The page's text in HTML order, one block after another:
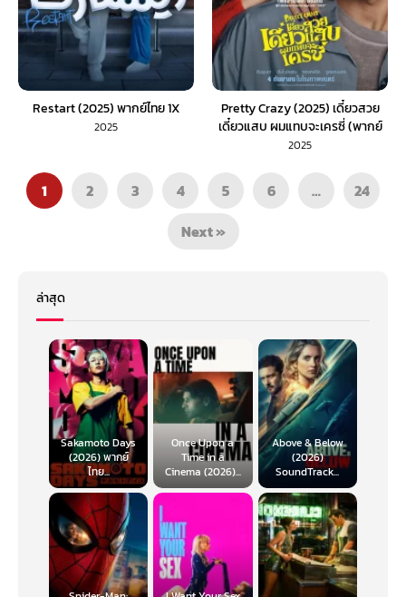
Restart (2025) พากย์ไทย 1X
2025
Pretty Crazy (2025) เดี๋ยวสวย
เดี๋ยวแสบ ผมแทบจะเครซี่ (พากย์
ไทย)
2025
1 2 3 4 5 6 …
24
Next »
ล่าสุด
Sakamoto Days
(2026) พากย์
ไทย...
Once Upon a
Time in a
Cinema (2026)...
Above & Below
(2026)
SoundTrack...